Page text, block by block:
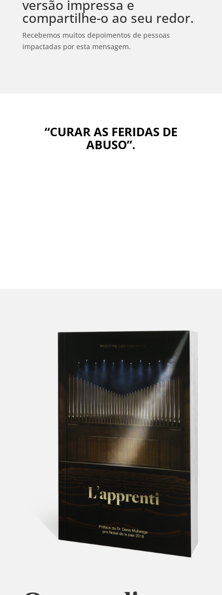
versão impressa e
compartilhe-o ao seu redor.
Recebemos muitos depoimentos de pessoas
impactadas por esta mensagem.
“CURAR AS FERIDAS DE
ABUSO”.